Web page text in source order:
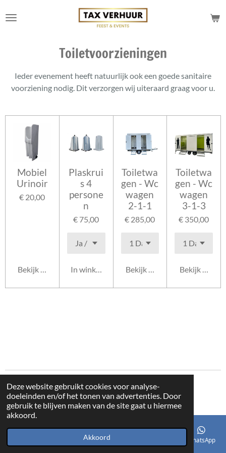
Deze website gebruikt cookies voor analyse-
doeleinden en/of het tonen van advertenties. Door
gebruik te blijven maken van de site gaat u hiermee
akkoord.
Akkoord
direct
Toiletvoorzieningen
Ieder evenement heeft natuurlijk ook een goede sanitaire
voorziening nodig. Dit verzorgen wij uiteraard graag voor u.
Mobiel
Urinoir
€ 20,00
Bekijk details
Plaskrui
s 4
persone
n
€ 75,00
In winkelwagen
Toiletwa
gen - Wc
wagen
2-1-1
€ 285,00
Bekijk details
Toiletwa
gen - Wc
wagen
3-1-3
€ 350,00
Bekijk details
© 2021 - 2026 Tax Verhuur
Powered byJouwWeb
Telefoonnummer WhatsApp